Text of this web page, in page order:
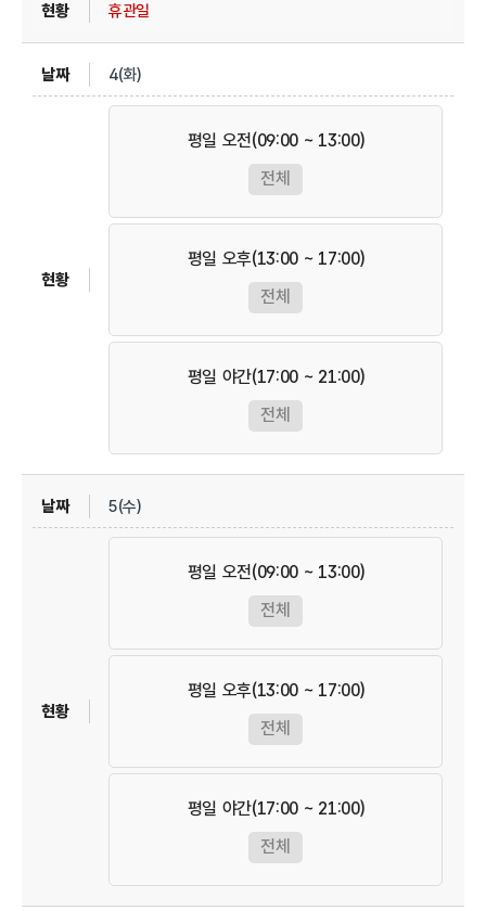
휴관일
4(화)
평일 오전(09:00 ~ 13:00)
전체
평일 오후(13:00 ~ 17:00)
전체
평일 야간(17:00 ~ 21:00)
전체
5(수)
평일 오전(09:00 ~ 13:00)
전체
평일 오후(13:00 ~ 17:00)
전체
평일 야간(17:00 ~ 21:00)
전체